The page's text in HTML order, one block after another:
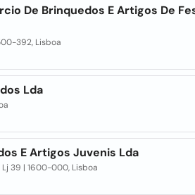
De Brinquedos E Artigos De
392, Lisboa
Lda
E Artigos Juvenis Lda
39 | 1600-000, Lisboa